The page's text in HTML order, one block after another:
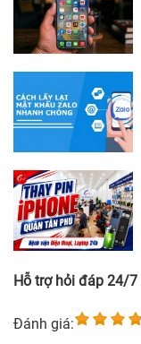
Hỗ trợ hỏi đáp 24/7
Đánh giá: